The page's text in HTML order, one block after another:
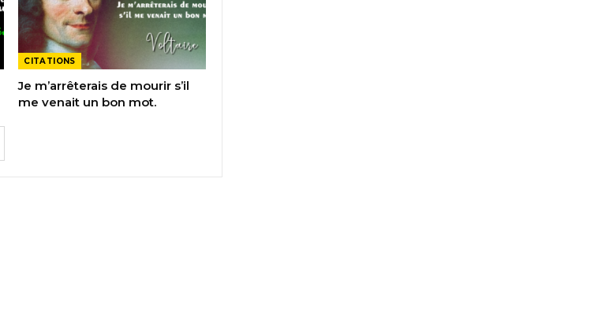
CITATIONS
Je m’arrêterais de mourir s’il
me venait un bon mot.